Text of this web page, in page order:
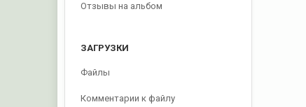
Отзывы на альбом
ЗАГРУЗКИ
Файлы
Комментарии к файлу